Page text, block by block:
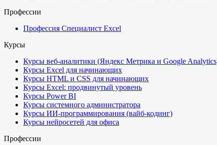
Профессии
Профессия Специалист Excel
Курсы
Курсы веб-аналитики (Яндекс Метрика и Google
Курсы Excel для начинающих
Курсы HTML и CSS для начинающих
Курсы Excel: продвинутый уровень
Курсы Power BI
Курсы системного администратора
Курсы ИИ-программирования (вайб-кодинг)
Курсы нейросетей для офиса
Профессии